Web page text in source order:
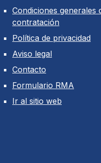
Condiciones generales
contratación
Política de privacidad
Aviso legal
Contacto
Formulario RMA
Ir al sitio web